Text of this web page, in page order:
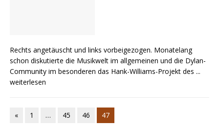
Rechts angetäuscht und links vorbeigezogen. Monatelang
schon diskutierte die Musikwelt im allgemeinen und die Dylan-
Community im besonderen das Hank-Williams-Projekt des ...
weiterlesen
« 1 … 45 46 47